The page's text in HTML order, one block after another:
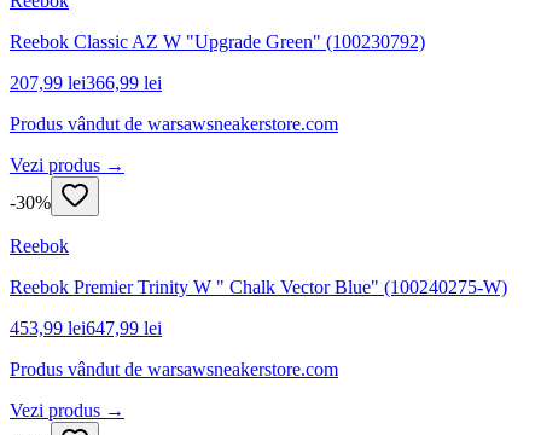
Reebok Classic AZ W "Upgrade Green" (100230792)
207,99 lei366,99 lei
Produs vândut de warsawsneakerstore.com
Vezi produs →
-30%
Reebok
Reebok Premier Trinity W " Chalk Vector Blue" (100240275-W)
453,99 lei647,99 lei
Produs vândut de warsawsneakerstore.com
Vezi produs →